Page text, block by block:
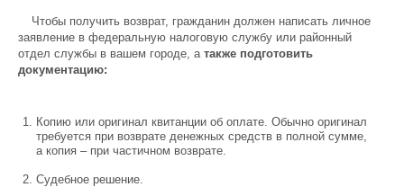
Чтобы получить возврат, гражданин должен написать личное
заявление в федеральную налоговую службу или районный
отдел службы в вашем городе, а также подготовить
документацию:
Копию или оригинал квитанции об оплате. Обычно оригинал
требуется при возврате денежных средств в полной сумме,
а копия – при частичном возврате.
Судебное решение.